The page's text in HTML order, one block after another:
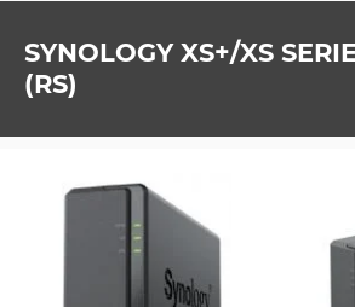
SYNOLOGY XS+/XS SERIE
(RS)